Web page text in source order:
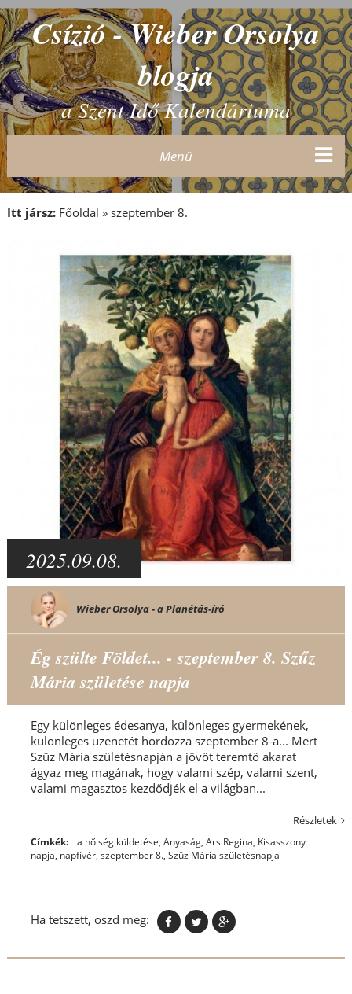
Csízió - Wieber Orsolya
blogja
a Szent Idő Kalendáriuma
Menü
Itt jársz: Főoldal » szeptember 8.
2025.09.08.
Wieber Orsolya - a Planétás-író
Ég szülte Földet... - szeptember 8. Szűz
Mária születése napja
Egy különleges édesanya, különleges gyermekének,
különleges üzenetét hordozza szeptember 8-a... Mert
Szűz Mária születésnapján a jövőt teremtő akarat
ágyaz meg magának, hogy valami szép, valami szent,
valami magasztos kezdődjék el a világban...
Részletek
Címkék: a nőiség küldetése, Anyaság, Ars Regina, Kisasszony
napja, napfivér, szeptember 8., Szűz Mária születésnapja
Ha tetszett, oszd meg: